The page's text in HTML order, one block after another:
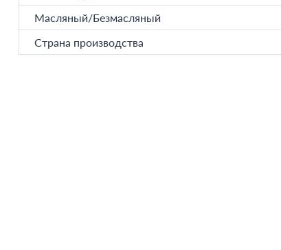
Масляный/Безмасляный
Страна производства